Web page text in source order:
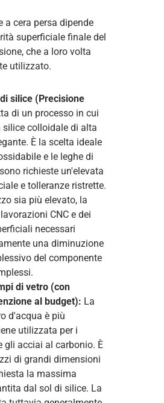
a cera persa dipende
superficiale finale del
che a loro volta
utilizzato.
silice (Precisione
di un processo in cui
colloidale di alta
È la scelta ideale
e le leghe di
richieste un'elevata
e tolleranze ristrette.
sia più elevato, la
CNC e dei
necessari
una diminuzione
del componente
di vetro (con
al budget): La
d'acqua è più
utilizzata per i
gli acciai al carbonio. È
di grandi dimensioni
la massima
dal sol di silice. La